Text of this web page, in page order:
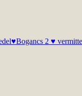
Bogancs 2 ♥